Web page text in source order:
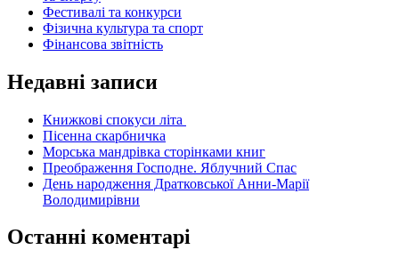
Фестивалі та конкурси
Фізична культура та спорт
Фінансова звітність
Недавні записи
Книжкові спокуси літа
Пісенна скарбничка
Морська мандрівка сторінками книг
Преображення Господне. Яблучний Спас
День народження Дратковської Анни-Марії
Володимирівни
Останні коментарі